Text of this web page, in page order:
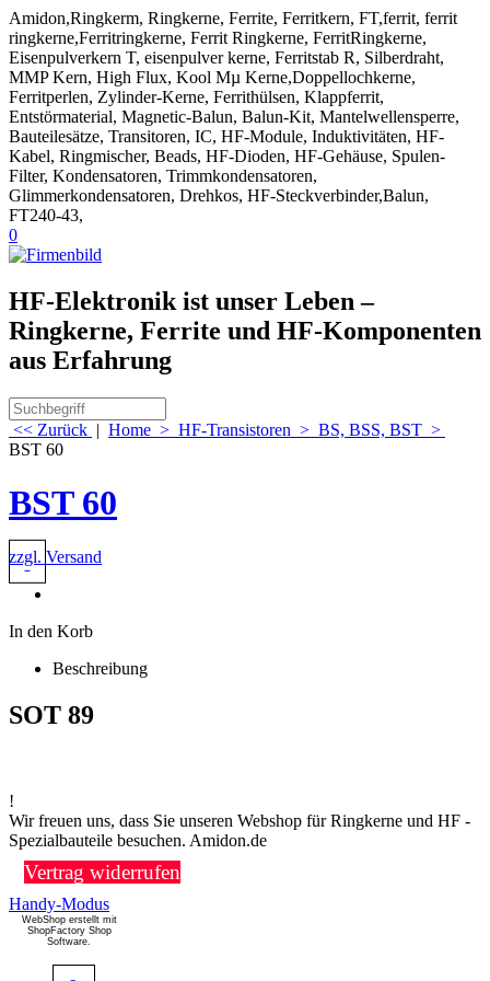
Amidon,Ringkerm, Ringkerne, Ferrite, Ferritkern, FT,ferrit, ferrit
ringkerne,Ferritringkerne, Ferrit Ringkerne, FerritRingkerne,
Eisenpulverkern T, eisenpulver kerne, Ferritstab R, Silberdraht,
MMP Kern, High Flux, Kool Mµ Kerne,Doppellochkerne,
Ferritperlen, Zylinder-Kerne, Ferrithülsen, Klappferrit,
Entstörmaterial, Magnetic-Balun, Balun-Kit, Mantelwellensperre,
Bauteilesätze, Transitoren, IC, HF-Module, Induktivitäten, HF-
Kabel, Ringmischer, Beads, HF-Dioden, HF-Gehäuse, Spulen-
Filter, Kondensatoren, Trimmkondensatoren,
Glimmerkondensatoren, Drehkos, HF-Steckverbinder,Balun,
FT240-43,
0
HF-Elektronik ist unser Leben –
Ringkerne, Ferrite und HF-Komponenten
aus Erfahrung
<< Zurück | Home > HF-Transistoren > BS, BSS, BST >
BST 60
BST 60
zzgl. Versand
In den Korb
Beschreibung
SOT 89
!
Wir freuen uns, dass Sie unseren Webshop für Ringkerne und HF -
Spezialbauteile besuchen. Amidon.de
Vertrag widerrufen
Handy-Modus
WebShop erstellt mit
ShopFactory Shop
Software.